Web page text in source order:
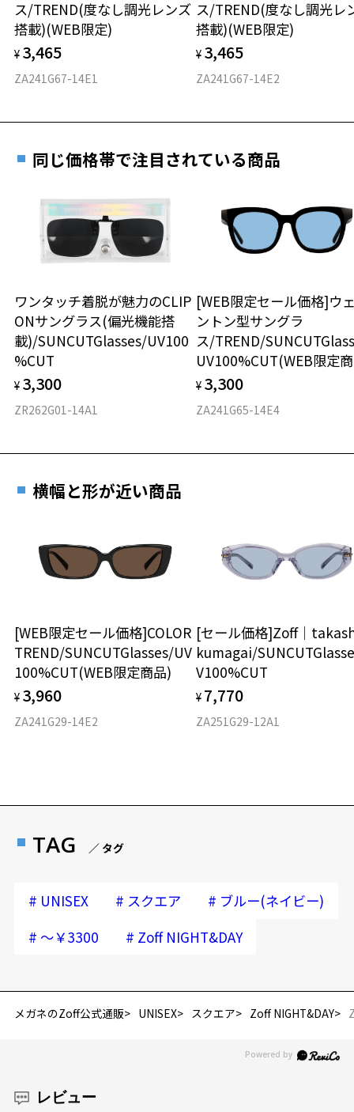
お気に入り
お気に入りに追加済です。
お気に入りリストはこちら
※こちらはフロントアタッチメントのみの商品になります。本体は付
きません。
※商品番号：ZN241G09 以外の商品に着けることはできません。
※フロントアタッチメントは｢カラーレンズ｣になりますので、本体の
＜使用上の注意事項＞
※自動車のフロントガラス等、 熱強化したガラスを通して使用すると
ガラスのひずみの干渉色が見えることがあります。
や、車載のカーナビゲーション・計器類の表示）を見ると、液晶画面
が暗く見えたり、レンズの干渉色が見えることがあります。
※本製品を使用中に違和感を感じた場合は使用を中止してください。
※本製品は磁石を使用しています。磁石部分が首から上に直接あたら
ないようご注意ください。
※カラーレンズの入ったプレートは磁石でメガネ本体に装着する構造
※強い衝撃やひねり等はプレートが外れる原因となりますのでご注意
※あまり長い時間ご使用されないようご注意ください。
品名：ファッション用サングラス
可視光線透過率：41%
紫外線透過率：0.1%以下 (紫外線カット率：99.9%以上)
緒にしまわないようご注意下さい。
D 仕上がりの横幅：約147mm
E 仕上がりの縦幅：約37mm
重さ
※サングラス：レンズ込みの重さ
※着脱式サングラス：デモレンズ、アタッチメント込みの重さ
タイプ
スクエア
フロント素材：French Plastic
安心2 視力測定無料
視力の変化を早めに発見するために、定期的な視
力測定をおすすめいたします。
フレームの歪みやかかり具合の調整・クリーニン
グは、全国のZoff店舗にていつでも対応いたしま
もっと見る
ス/TREND(度なし調光レンズ
搭載)(WEB限定)
¥ 3,465
ZA241G67-14E1
ス/TREND(度なし調光レ
搭載)(WEB限定)
¥ 3,465
ZA241G67-14E2
同じ価格帯で注目されている商品
ワンタッチ着脱が魅力のCLIP
ONサングラス(偏光機能搭
載)/SUNCUTGlasses/UV100
%CUT
¥ 3,300
ZR262G01-14A1
[WEB限定セール価格]ウ
ントン型サングラ
ス/TREND/
UV100%CUT(WEB限定
¥ 3,300
ZA241G65-14E4
横幅と形が近い商品
[WEB限定セール価格]COLOR
TREND/SUNCUTGlasses/UV
100%CUT(WEB限定商品)
¥ 3,960
ZA241G29-14E2
[セール価格
kumagai/
V100%CUT
¥ 7,770
ZA251G29-12A1
TAG ／ タグ
# UNISEX # スクエア # ブルー(ネイビー)
# ～￥3300 # Zoff NIGHT&DAY
メガネのZoff公式通販 UNISEX スクエア Zoff NIGHT&DAY
レビュー